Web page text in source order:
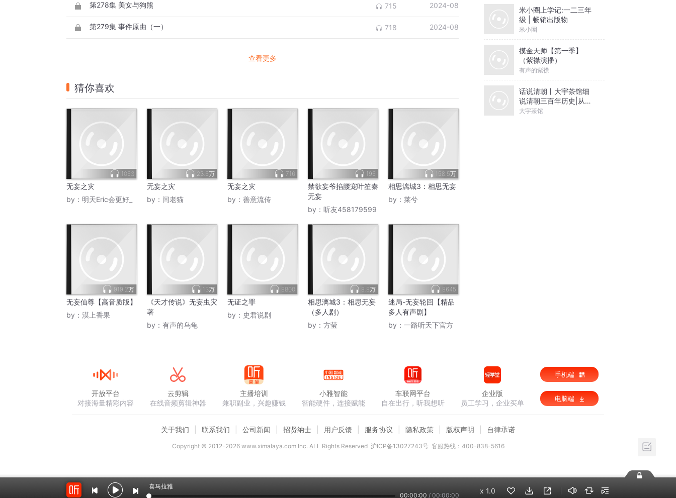
第278集 美女与狗熊 715 2024-08
第279集 事件原由（一） 718 2024-08
查看更多
猜你喜欢
1063
无妄之灾
by： 明天Eric会更好_
23.6万
无妄之灾
by： 闫老猫
716
无妄之灾
by： 善意流传
196
禁欲妄爷掐腰宠叶笙秦
无妄
by： 听友458179599
158.5万
相思漓城3：相思无妄
by： 莱兮
919.2万
无妄仙尊【高音质版】
by： 漠上香果
13万
《天才传说》无妄虫灾
著
by： 有声的乌龟
9800
无证之罪
by： 史君说剧
9.9万
相思漓城3：相思无妄
（多人剧）
by： 方莹
9645
迷局-无妄轮回【精品
多人有声剧】
by： 一路听天下官方
米小圈上学记:一二三年
级 | 畅销出版物
米小圈
摸金天师【第一季】
（紫襟演播）
有声的紫襟
话说清朝丨大宇茶馆细
说清朝三百年历史|从努
尔哈赤到末代皇帝溥仪|
大宇茶馆
喜马拉雅
00:00:00 / 00:00:00
x 1.0
开放平台
对接海量精彩内容
云剪辑
在线音频剪辑神器
主播培训
兼职副业，兴趣赚钱
小雅智能
智能硬件，连接赋能
车联网平台
自在出行，听我想听
企业版
员工学习，企业买单
手机端
电脑端
关于我们 联系我们 公司新闻 招贤纳士 用户反馈 服务协议 隐私政策 版权声明 自律承诺
Copyright © 2012-2026www.ximalaya.com lnc. ALL Rights Reserved 沪ICP备13027243号 客服热线：400-838-5616